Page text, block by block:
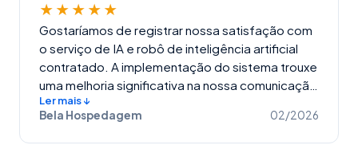
trabalho! Estamos muito satisfeitos com os
resultados e ansiosos para continuar crescendo
juntos. 🚀
★★★★★
Gostaríamos de registrar nossa satisfação com
o serviço de IA e robô de inteligência artificial
contratado. A implementação do sistema trouxe
uma melhoria significativa na nossa comunicação
com os hóspedes, tornando os atendimentos
mais ágeis, claros e eficientes, além de facilitar
muito o nosso dia a dia operacional. Todo o
Ler mais ↓
Bela Hospedagem 02/2026